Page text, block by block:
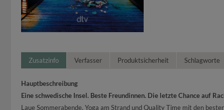
Zusatzinfo Verfasser Produktsicherheit Schlagworte
Hauptbeschreibung
Eine schwedische Insel. Beste Freundinnen. Die letzte Chance auf
Laue Sommerabende, Yoga am Strand und Quality Time mit den